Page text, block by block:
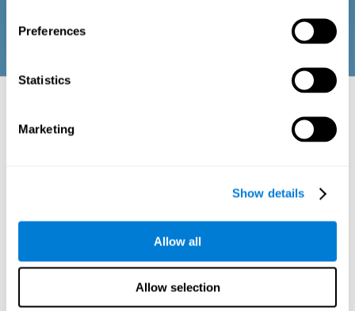
Preferences
Statistics
Marketing
Show details
Allow all
Allow selection
diferentes estímulos percebidos, dando-lhe uma sensação de unidade
e interpretando essas informações. As áreas cerebrais de associação
órgãos sensoriais, para que possamos interagir efectivamente com
estímulos externos, independentemente de qual seja o órgão sensorial
Dada a importância da percepção na nossa vida, a Avaliação Cognitiva
para Percepção da CogniFit (CAB-PC) dá grande importância à medição
das seguintes habilidades: